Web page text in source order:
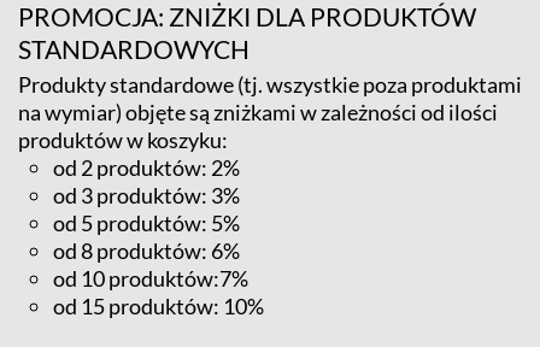
PROMOCJA: ZNIŻKI DLA PRODUKTÓW
STANDARDOWYCH
Produkty standardowe (tj. wszystkie poza produktami
na wymiar) objęte są zniżkami w zależności od ilości
produktów w koszyku:
od 2 produktów: 2%
od 3 produktów: 3%
od 5 produktów: 5%
od 8 produktów: 6%
od 10 produktów:7%
od 15 produktów: 10%